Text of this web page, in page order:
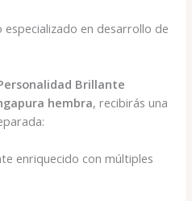
en desarrollo de
Brillante
hembra, recibirás una
enriquecido con múltiples